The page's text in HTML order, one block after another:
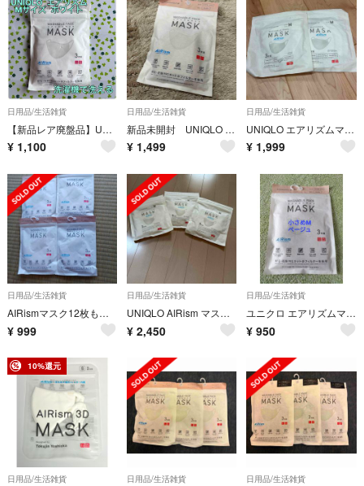
日用品/生活雑貨
【新品レア廃盤品】UNIQLO エアリズムマスク 3枚組 ちいさめ Mサイズ 白
¥ 1,100
日用品/生活雑貨
新品未開封 UNIQLO エアリズムマスク こども Sサイズ ベージュ 1袋
¥ 1,499
日用品/生活雑貨
UNIQLO エアリズムマスク ちいさめ Mサイズ 白 3枚組 2袋 新品
¥ 1,999
日用品/生活雑貨
AIRismマスク12枚も入ります三枚入りを4つこれ、以上お安くはなりません
¥ 999
日用品/生活雑貨
UNIQLO AIRism マスク Mサイズ 3枚組x3セット
¥ 2,450
日用品/生活雑貨
ユニクロ エアリズムマスク ちいさめM 3枚組 ベージュ
¥ 950
10%還元
日用品/生活雑貨 日用品/生活雑貨 日用品/生活雑貨